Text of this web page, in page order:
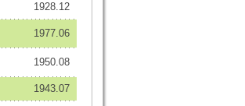
1928.12
1977.06
1950.08
1943.07